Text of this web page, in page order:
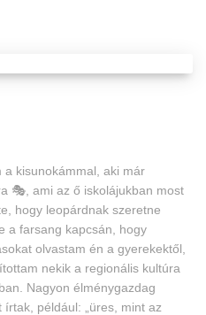
a kisunokámmal, aki már
🎭, ami az ő iskolájukban most
hogy leopárdnak szeretne
a farsang kapcsán, hogy
olvastam én a gyerekektől,
nekik a regionális kultúra
Nagyon élménygazdag
például: „üres, mint az